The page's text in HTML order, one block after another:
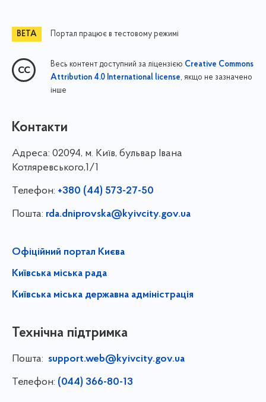
Портал працює в тестовому режимі
Весь контент доступний за ліцензією Creative Commons
Attribution 4.0 International license, якщо не зазначено
інше
Контакти
Адреса: 02094, м. Київ, бульвар Івана
Котляревського,1/1
Телефон: +380 (44) 573-27-50
Пошта: rda.dniprovska@kyivcity.gov.ua
Офіційний портал Києва
Київська міська рада
Київська міська державна адміністрація
Технічна підтримка
Пошта: support.web@kyivcity.gov.ua
Телефон: (044) 366-80-13